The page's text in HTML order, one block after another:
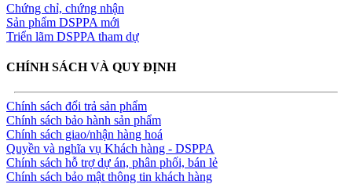
Chứng chỉ, chứng nhận
Sản phẩm DSPPA mới
Triển lãm DSPPA tham dự
CHÍNH SÁCH VÀ QUY ĐỊNH
Chính sách đổi trả sản phẩm
Chính sách bảo hành sản phẩm
Chính sách giao/nhận hàng hoá
Quyền và nghĩa vụ Khách hàng - DSPPA
Chính sách hỗ trợ dự án, phân phối, bán lẻ
Chính sách bảo mật thông tin khách hàng